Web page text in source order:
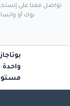
تواصل معنا علي
بوك أو